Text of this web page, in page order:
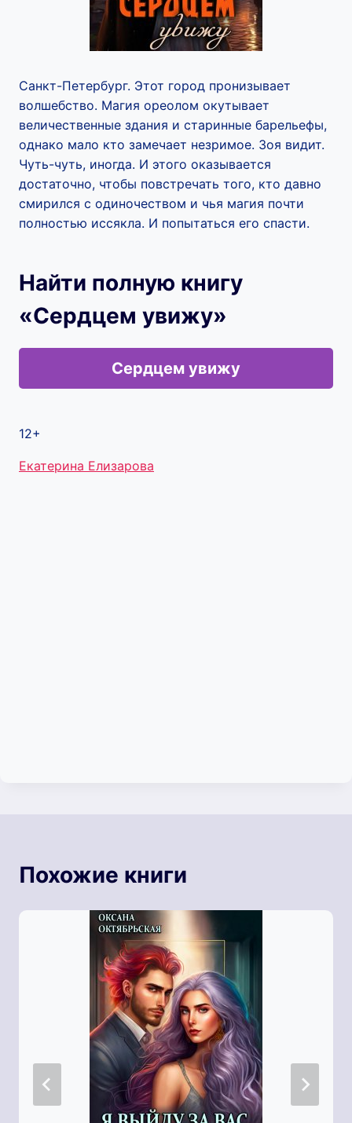
Санкт-Петербург. Этот город пронизывает
волшебство. Магия ореолом окутывает
величественные здания и старинные барельефы,
однако мало кто замечает незримое. Зоя видит.
Чуть-чуть, иногда. И этого оказывается
достаточно, чтобы повстречать того, кто давно
смирился с одиночеством и чья магия почти
полностью иссякла. И попытаться его спасти.
Найти полную книгу
«Сердцем увижу»
Сердцем увижу
12+
Метки
Екатерина Елизарова
Похожие книги